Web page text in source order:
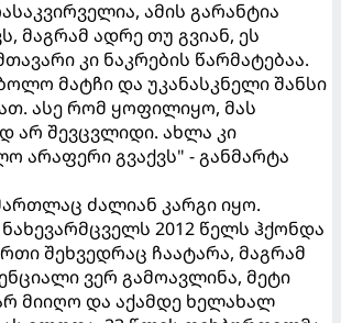
ამის გარანტია
მაგრამ ადრე თუ გვიან, ეს
კი ნაკრების წარმატებაა.
მატჩი და უკანასკნელი შანსი
ასე რომ ყოფილიყო, მას
არ შევცვლიდი. ახლა კი
არაფერი გვაქვს" - განმარტა
ძალიან კარგი იყო.
2012 წელს ჰქონდა
შეხვედრაც ჩაატარა, მაგრამ
ვერ გამოავლინა, მეტი
მიიღო და აქამდე ხელახალ